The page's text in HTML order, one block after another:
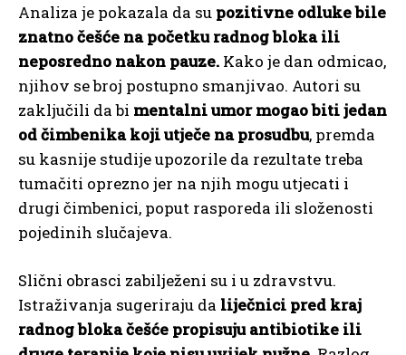
Analiza je pokazala da su pozitivne odluke bile
znatno češće na početku radnog bloka ili
neposredno nakon pauze. Kako je dan odmicao,
njihov se broj postupno smanjivao. Autori su
zaključili da bi mentalni umor mogao biti jedan
od čimbenika koji utječe na prosudbu, premda
su kasnije studije upozorile da rezultate treba
tumačiti oprezno jer na njih mogu utjecati i
drugi čimbenici, poput rasporeda ili složenosti
pojedinih slučajeva.
Slični obrasci zabilježeni su i u zdravstvu.
Istraživanja sugeriraju da liječnici pred kraj
radnog bloka češće propisuju antibiotike ili